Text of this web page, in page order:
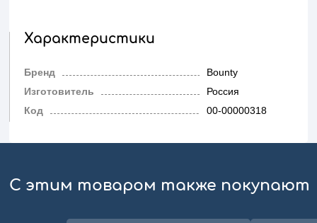
Характеристики
Бренд
Bounty
Изготовитель
Россия
Код
00-00000318
С этим товаром также покупают